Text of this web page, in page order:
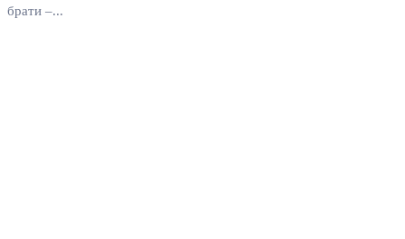
брати –...